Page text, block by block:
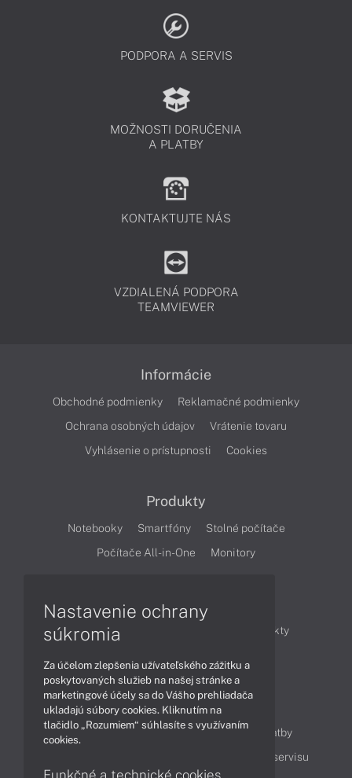
PODPORA A SERVIS
MOŽNOSTI DORUČENIA
A PLATBY
KONTAKTUJTE NÁS
VZDIALENÁ PODPORA
TEAMVIEWER
Informácie
Obchodné podmienky
Reklamačné podmienky
Ochrana osobných údajov
Vrátenie tovaru
Vyhlásenie o prístupnosti
Cookies
Produkty
Notebooky Smartfóny
Stolné počítače
Počítače All-in-One
Monitory
Články
Obchodné informácie
Produkty
Obsah
Ako nakupovať
Možnosti doručenia a platby
Cenník servisu
Nastavenie ochrany
súkromia
Za účelom zlepšenia užívateľského zážitku a
poskytovaných služieb na našej stránke a
marketingové účely sa do Vášho prehliadača
ukladajú súbory cookies. Kliknutím na
tlačidlo „Rozumiem“ súhlasíte s využívaním
cookies.
Funkčné a technické cookies